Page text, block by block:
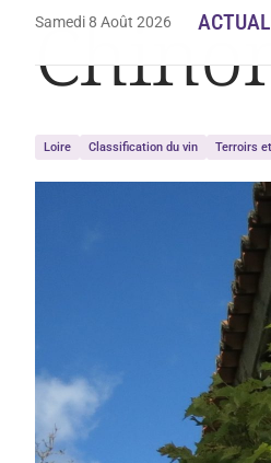
Samedi 8 Août 2026
Loire Classification du vin Terroirs